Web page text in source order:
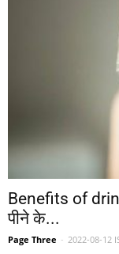
Benefits of
पीने के...
Page Three - 2022-08-12